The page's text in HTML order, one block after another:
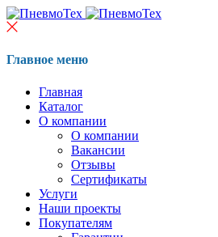
Главное меню
Главная
Каталог
О компании
О компании
Вакансии
Отзывы
Сертификаты
Услуги
Наши проекты
Покупателям